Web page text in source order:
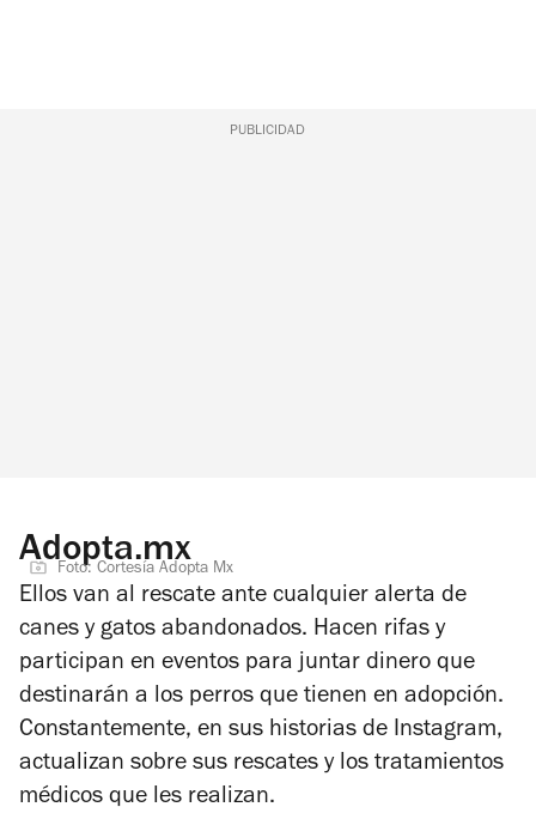
PUBLICIDAD
Adopta.mx
Foto: Cortesía Adopta Mx
Ellos van al rescate ante cualquier alerta de
canes y gatos abandonados. Hacen rifas y
participan en eventos para juntar dinero que
destinarán a los perros que tienen en adopción.
Constantemente, en sus historias de Instagram,
actualizan sobre sus rescates y los tratamientos
médicos que les realizan.